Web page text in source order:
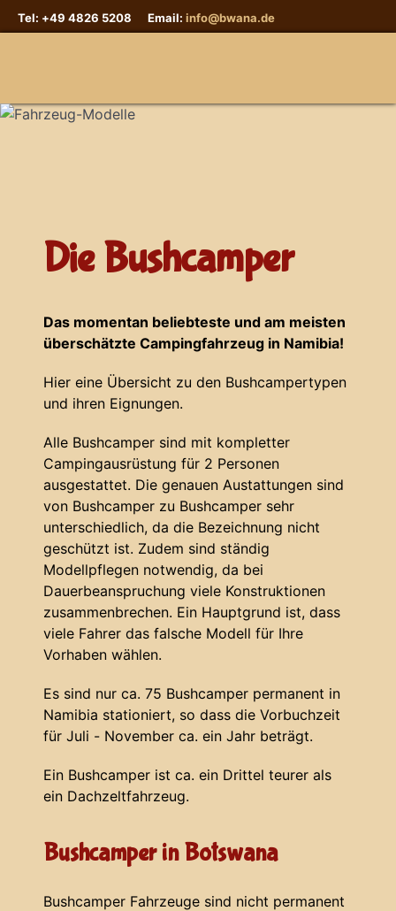
Tel: +49 4826 5208 Email: info@bwana.de
Sprache auswählen
Die Bushcamper
Das momentan beliebteste und am meisten
überschätzte Campingfahrzeug in Namibia!
Hier eine Übersicht zu den Bushcampertypen
und ihren Eignungen.
Alle Bushcamper sind mit kompletter
Campingausrüstung für 2 Personen
ausgestattet. Die genauen Austattungen sind
von Bushcamper zu Bushcamper sehr
unterschiedlich, da die Bezeichnung nicht
geschützt ist. Zudem sind ständig
Modellpflegen notwendig, da bei
Dauerbeanspruchung viele Konstruktionen
zusammenbrechen. Ein Hauptgrund ist, dass
viele Fahrer das falsche Modell für Ihre
Vorhaben wählen.
Es sind nur ca. 75 Bushcamper permanent in
Namibia stationiert, so dass die Vorbuchzeit
für Juli - November ca. ein Jahr beträgt.
Ein Bushcamper ist ca. ein Drittel teurer als
ein Dachzeltfahrzeug.
Bushcamper in Botswana
Bushcamper Fahrzeuge sind nicht permanent